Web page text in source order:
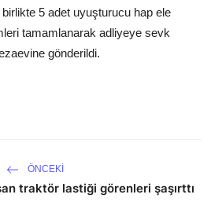
5 adet uyuşturucu hap ele
tamamlanarak adliyeye sevk
gönderildi.
ÖNCEKI
traktör lastiği görenleri şaşırttı